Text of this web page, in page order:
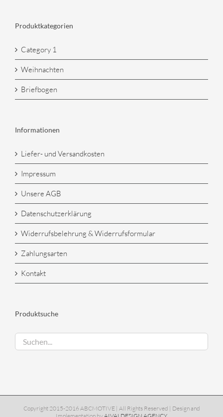
Produktkategorien
Category 1
Weihnachten
Briefbogen
Informationen
Liefer- und Versandkosten
Impressum
Unsere AGB
Datenschutzerklärung
Widerrufsbelehrung & Widerrufsformular
Zahlungsarten
Kontakt
Produktsuche
Copyright 2015-2016 ABCMOTIVE | All Rights Reserved | Design and